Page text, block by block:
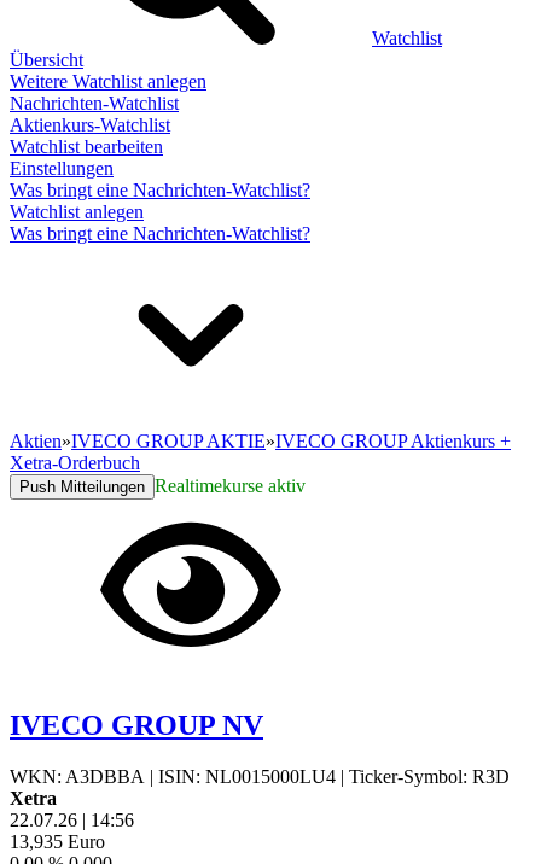
Watchlist
Übersicht
Weitere Watchlist anlegen
Nachrichten-Watchlist
Aktienkurs-Watchlist
Watchlist bearbeiten
Einstellungen
Was bringt eine Nachrichten-Watchlist?
Watchlist anlegen
Was bringt eine Nachrichten-Watchlist?
Aktien»IVECO GROUP AKTIE»IVECO GROUP Aktienkurs +
Xetra-Orderbuch
Push Mitteilungen Realtimekurse aktiv
IVECO GROUP NV
WKN: A3DBBA | ISIN: NL0015000LU4 | Ticker-Symbol: R3D
Xetra
22.07.26 | 14:56
13,935 Euro